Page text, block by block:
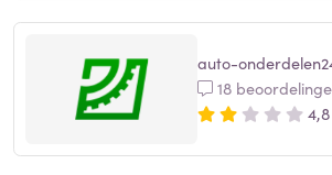
auto-
18
4,8